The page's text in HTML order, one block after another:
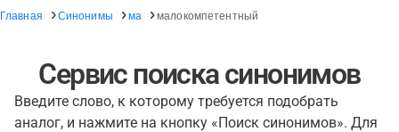
Главная Синонимы ма малокомпетентный
Сервис поиска синонимов
Введите слово, к которому требуется подобрать
аналог, и нажмите на кнопку «Поиск синонимов». Для